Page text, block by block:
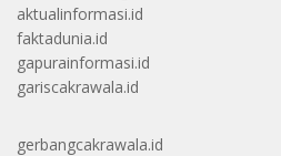
aktualinformasi.id
faktadunia.id
gapurainformasi.id
gariscakrawala.id
gerbangcakrawala.id